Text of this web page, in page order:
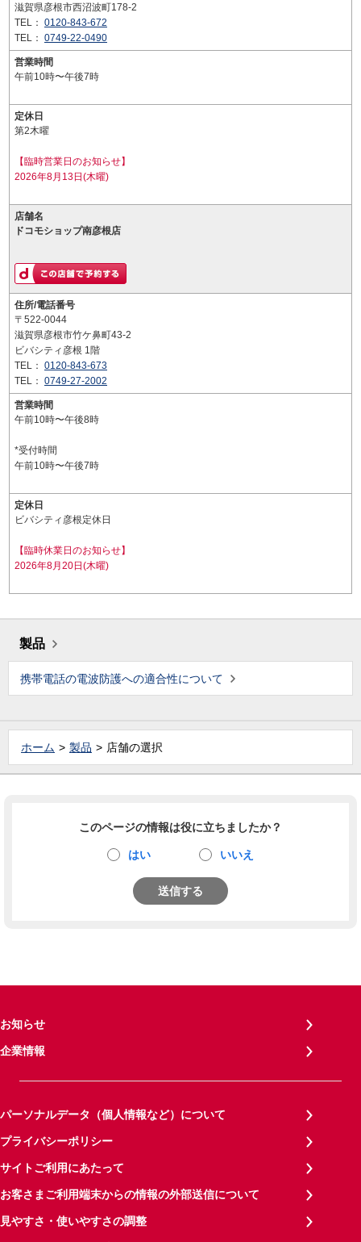
滋賀県彦根市西沼波町178-2
TEL： 0120-843-672
TEL： 0749-22-0490
営業時間
午前10時〜午後7時
定休日
第2木曜
【臨時営業日のお知らせ】
2026年8月13日(木曜)
店舗名
ドコモショップ南彦根店
住所/電話番号
〒522-0044
滋賀県彦根市竹ケ鼻町43-2
ビバシティ彦根 1階
TEL： 0120-843-673
TEL： 0749-27-2002
営業時間
午前10時〜午後8時
*受付時間
午前10時〜午後7時
定休日
ビバシティ彦根定休日
【臨時休業日のお知らせ】
2026年8月20日(木曜)
製品
携帯電話の電波防護への適合性について
ホーム 製品 店舗の選択
このページの情報は役に立ちましたか？
はい いいえ
送信する
お知らせ
企業情報
パーソナルデータ（個人情報など）について
プライバシーポリシー
サイトご利用にあたって
お客さまご利用端末からの情報の外部送信について
見やすさ・使いやすさの調整